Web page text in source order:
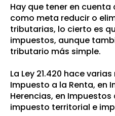
Hay que tener en
como meta reducir o
tributarias, lo cierto es
impuestos, aunque
tributario más simple.
La Ley 21.420 hace
Impuesto a la Renta, en
Herencias, en
impuesto territorial e